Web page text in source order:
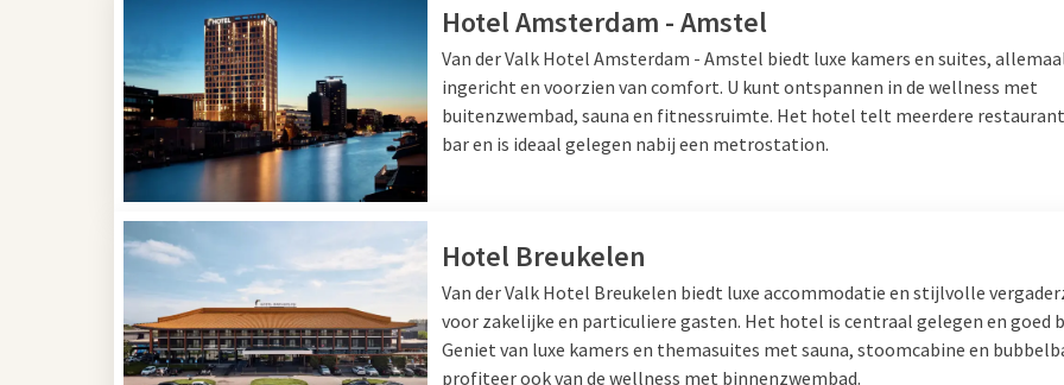
watersport en natuur. Huur een boot of sloep, ga suppen, zwemmen of duiken en
ontdek de vele eilandjes. Geniet van een drankje aan het water of maak een
wandeling door natuurgebied Botshol of langs de Amstel.
OokAmsterdamligt binnen handbereik. Bezoek het Van Gogh Museum, het
Rijksmuseum, het Anne Frank Huis of het Stedelijk Museum. Ontdek de Jordaan, De
Pijp of Amsterdam-Oost, maak een rondvaart door de grachten of struin door De
Negen Straatjes. Sluit de dag af in een van de vele restaurants of gezellige cafés.
Hotel in de buurt van Vinkeveen
Van der Valk Hotel Amsterdam - Amstel biedt ruimekamers en suites, meerdere
Hotel Amsterdam - Amstel
Van der Valk Hotel Amsterdam - Amstel biedt luxe kamers en suites,
ingericht en voorzien van comfort. U kunt ontspannen in de wellness met
buitenzwembad, sauna en fitnessruimte. Het hotel telt meerdere
bar en is ideaal gelegen nabij een metrostation.
Hotel Breukelen
Van der Valk Hotel Breukelen biedt luxe accommodatie en stijlvolle
voor zakelijke en particuliere gasten. Het hotel is centraal gelegen en goed
Geniet van luxe kamers en themasuites met sauna, stoomcabine en
profiteer ook van de wellness met binnenzwembad.